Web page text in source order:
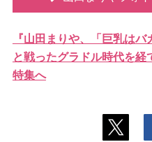
『山田まりや、「巨乳は
と戦ったグラドル時代を経
特集へ